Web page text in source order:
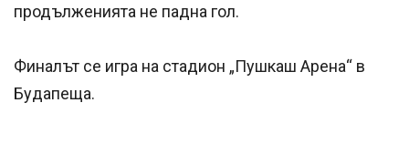
продълженията не падна гол.
Финалът се игра на стадион „Пушкаш Арена“ в
Будапеща.